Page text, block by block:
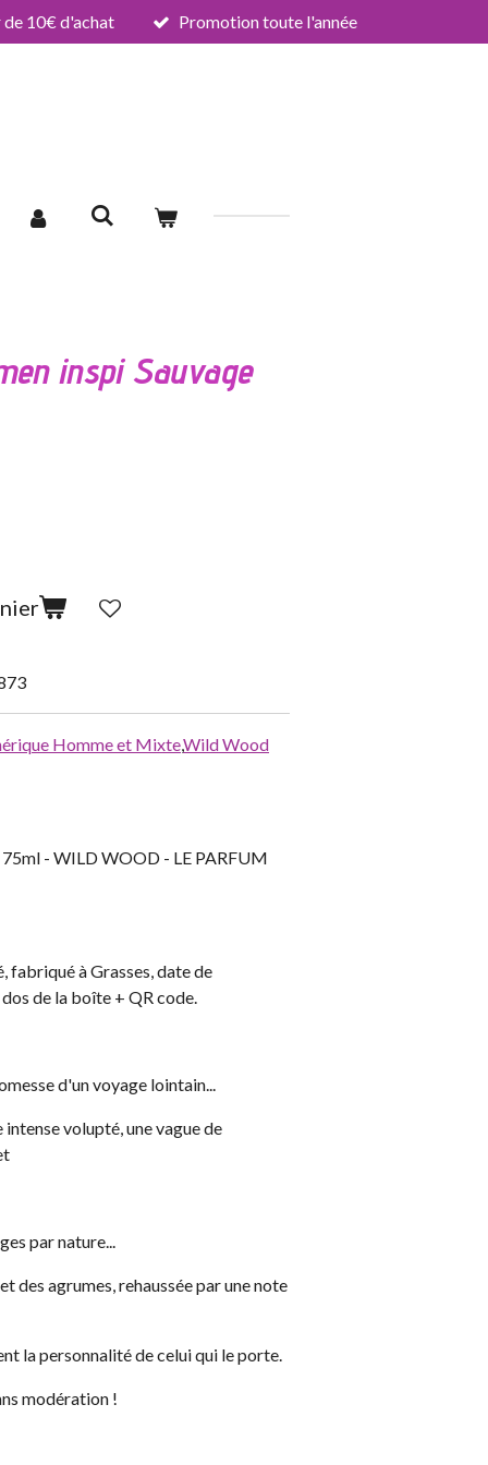
10€ d'achat Promotion toute l'année
inspi Sauvage
Homme et MixteWild Wood
- WILD WOOD - LE PARFUM
fabriqué à Grasses, date de
de la boîte + QR code.
d'un voyage lointain...
volupté, une vague de
par nature...
des agrumes, rehaussée par une note
la personnalité de celui qui le porte.
modération !